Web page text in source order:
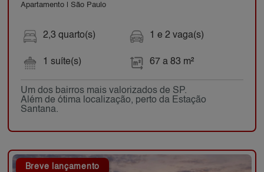
Apartamento | São Paulo
2,3 quarto(s)
1 suíte(s)
1 e 2 vaga(s)
67 a 83 m²
Um dos bairros mais valorizados de SP.
Além de ótima localização, perto da Estação
Santana.
Breve lançamento